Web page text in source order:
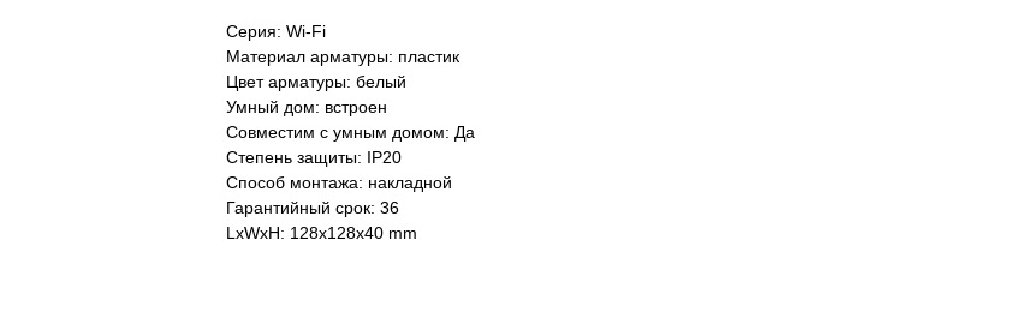
Серия: Wi-Fi
Материал арматуры: пластик
Цвет арматуры: белый
Умный дом: встроен
Совместим с умным домом: Да
Степень защиты: IP20
Способ монтажа: накладной
Гарантийный срок: 36
LxWxH: 128x128x40 mm